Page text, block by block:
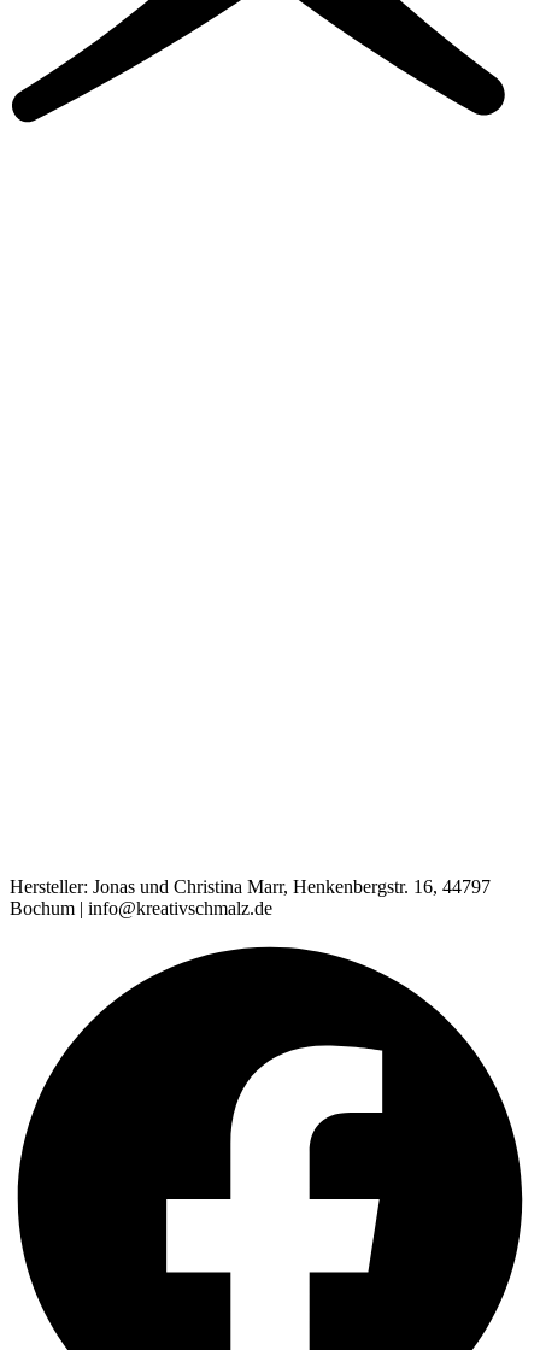
Hersteller: Jonas und Christina Marr, Henkenbergstr. 16, 44797
Bochum | info@kreativschmalz.de